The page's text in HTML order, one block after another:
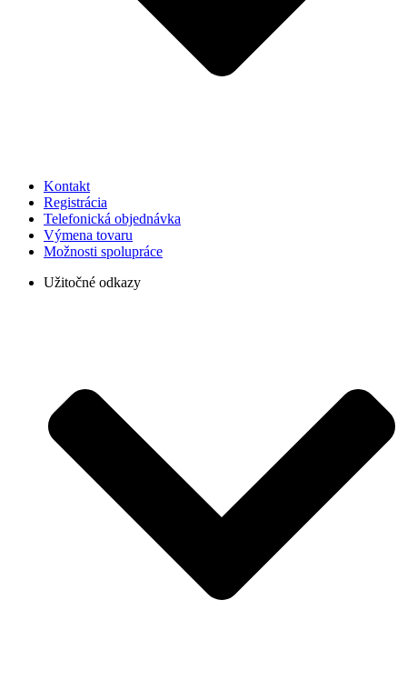
Kontakt
Registrácia
Telefonická objednávka
Výmena tovaru
Možnosti spolupráce
Užitočné odkazy